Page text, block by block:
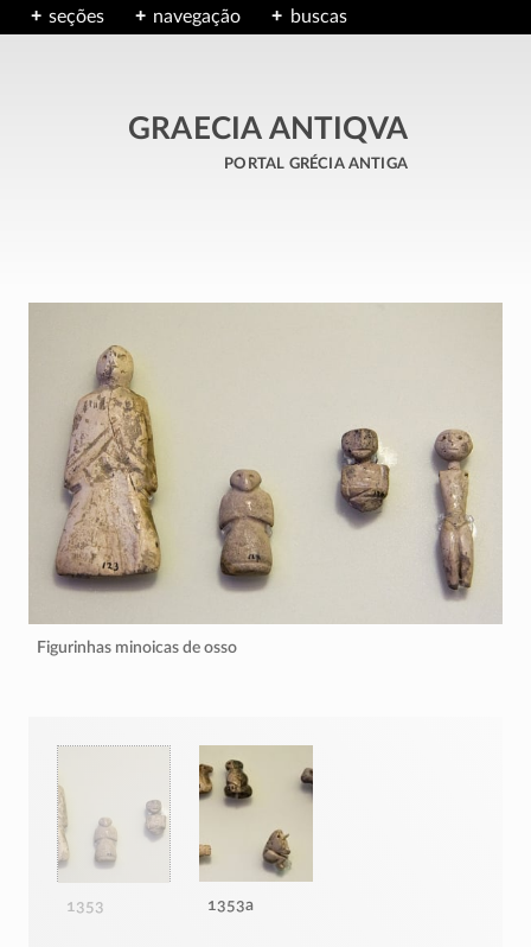
seções navegação buscas
GRAECIA ANTIQVA
portal grécia antiga
Figurinhas minoicas de osso
1353 1353a